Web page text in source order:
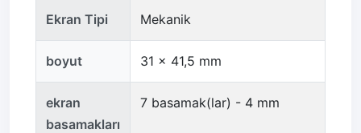
Ekran Tipi Mekanik
boyut 31 x 41,5 mm
ekran
basamakları
7 basamak(lar) - 4 mm